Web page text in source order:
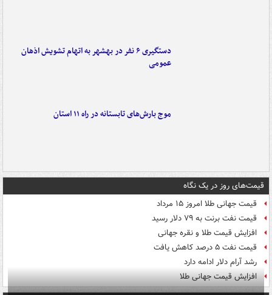
دستگیری ۶ نفر در بهشهر به اتهام تشویش اذهان
عمومی
موج بارش‌های تابستانه در راه ۱۱ استان
قیمت‌های روز در یک نگاه
قیمت جهانی طلا امروز ۱۵ مرداد
قیمت نفت برنت به ۷۹ دلار رسید
افزایش قیمت طلا و نقره جهانی
قیمت نفت ۵ درصد کاهش یافت
رشد آرام دلار ادامه دارد
افزایش قیمت جهانی طلا